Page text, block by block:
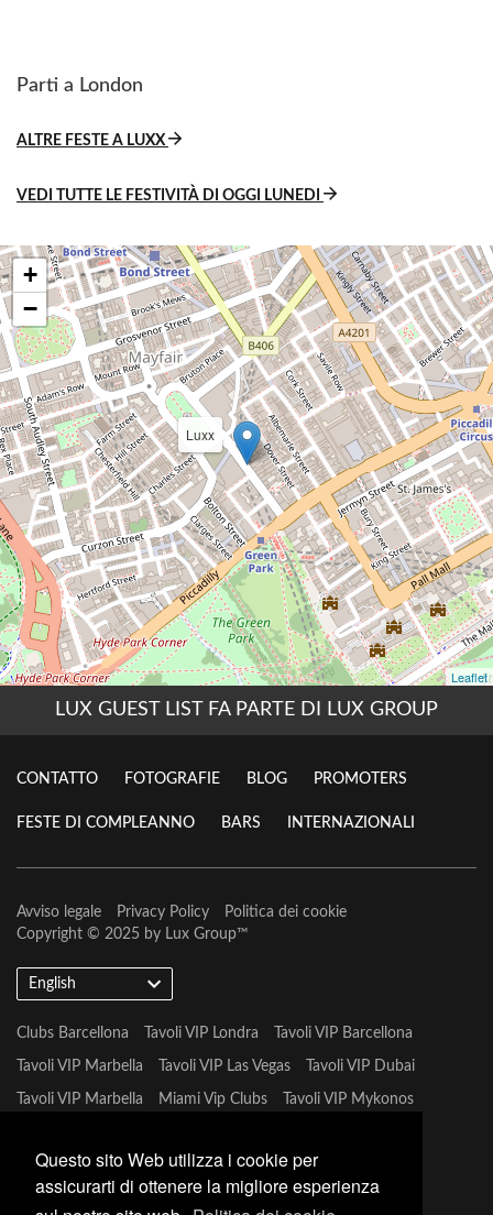
Questo sito Web utilizza i cookie per
assicurarti di ottenere la migliore esperienza
Parti a London
ALTRE FESTE A LUXX
VEDI TUTTE LE FESTIVITÀ DI OGGI LUNEDI
LUX GUEST LIST FA PARTE DI LUX GROUP
CONTATTO FOTOGRAFIE BLOG PROMOTERS
FESTE DI COMPLEANNO BARS INTERNAZIONALI
Avviso legale Privacy Policy
Politica dei cookie
Copyright © 2025 by Lux Group™
English
Clubs Barcellona Tavoli VIP Londra Tavoli VIP Barcellona
Tavoli VIP Marbella Tavoli VIP Las Vegas Tavoli VIP Dubai
Tavoli VIP Marbella Miami Vip Clubs Tavoli VIP Mykonos